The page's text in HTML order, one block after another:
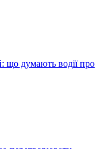
що думають водії про